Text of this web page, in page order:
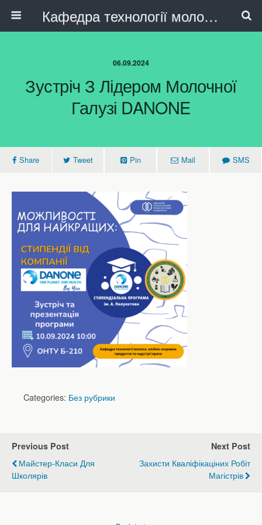
Кафедра технології молока, олійно-жирових продуктів та індустрії краси
06.09.2024
Зустріч З Лідером Молочної
Галузі DANONE
Share Tweet Pin Mail SMS
Categories: Без рубрики
Previous Post
Майстер-Класи Для
Школярів
Next Post
Захисти Кваліфікаціних Робіт
Магістрів